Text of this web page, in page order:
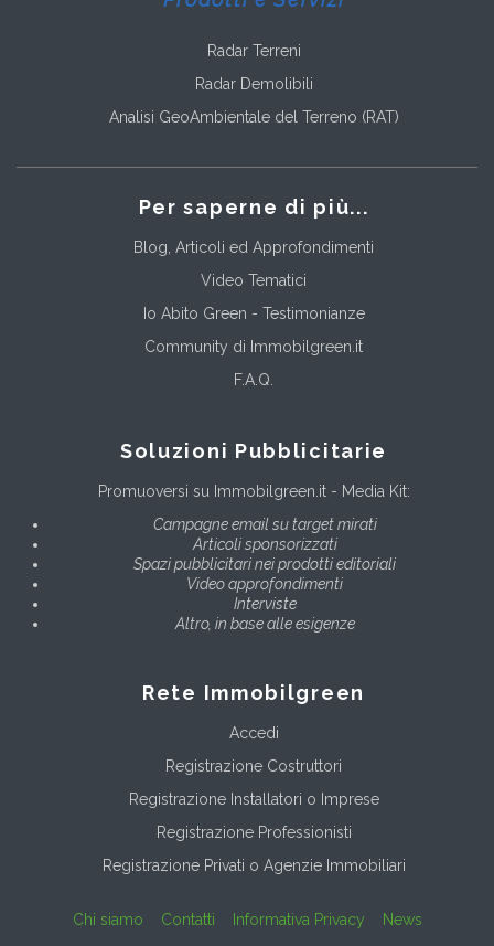
Radar Terreni
Radar Demolibili
Analisi GeoAmbientale del Terreno (RAT)
Per saperne di più...
Blog, Articoli ed Approfondimenti
Video Tematici
Io Abito Green - Testimonianze
Community di Immobilgreen.it
F.A.Q.
Soluzioni Pubblicitarie
Promuoversi su Immobilgreen.it - Media Kit:
Campagne email su target mirati
Articoli sponsorizzati
Spazi pubblicitari nei prodotti editoriali
Video approfondimenti
Interviste
Altro, in base alle esigenze
Rete Immobilgreen
Accedi
Registrazione Costruttori
Registrazione Installatori o Imprese
Registrazione Professionisti
Registrazione Privati o Agenzie Immobiliari
Chi siamo Contatti Informativa Privacy News